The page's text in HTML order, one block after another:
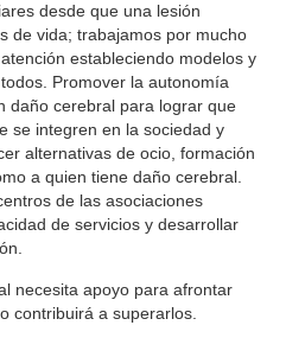
desde que una lesión
de vida; trabajamos por mucho
estableciendo modelos y
Promover la autonomía
daño cerebral para lograr que
se integren en la sociedad y
alternativas de ocio, formación
a quien tiene daño cerebral.
de las asociaciones
de servicios y desarrollar
necesita apoyo para afrontar
contribuirá a superarlos.